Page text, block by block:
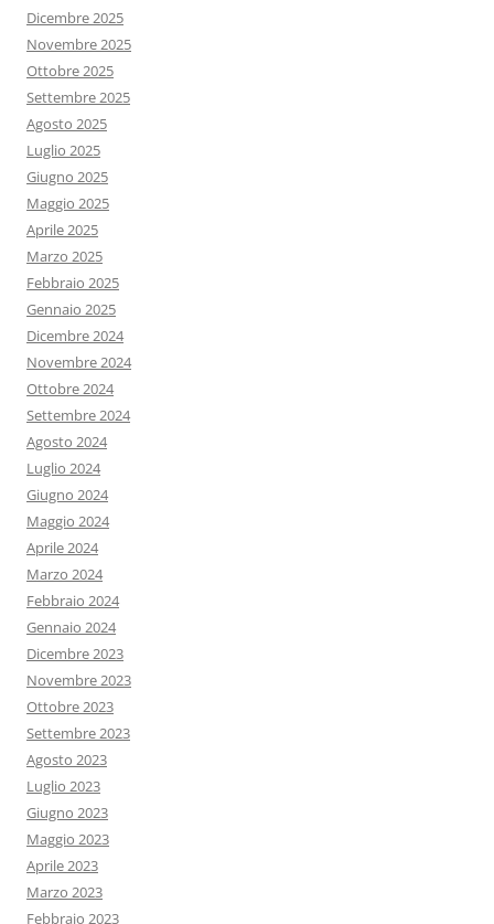
Dicembre 2025
Novembre 2025
Ottobre 2025
Settembre 2025
Agosto 2025
Luglio 2025
Giugno 2025
Maggio 2025
Aprile 2025
Marzo 2025
Febbraio 2025
Gennaio 2025
Dicembre 2024
Novembre 2024
Ottobre 2024
Settembre 2024
Agosto 2024
Luglio 2024
Giugno 2024
Maggio 2024
Aprile 2024
Marzo 2024
Febbraio 2024
Gennaio 2024
Dicembre 2023
Novembre 2023
Ottobre 2023
Settembre 2023
Agosto 2023
Luglio 2023
Giugno 2023
Maggio 2023
Aprile 2023
Marzo 2023
Febbraio 2023